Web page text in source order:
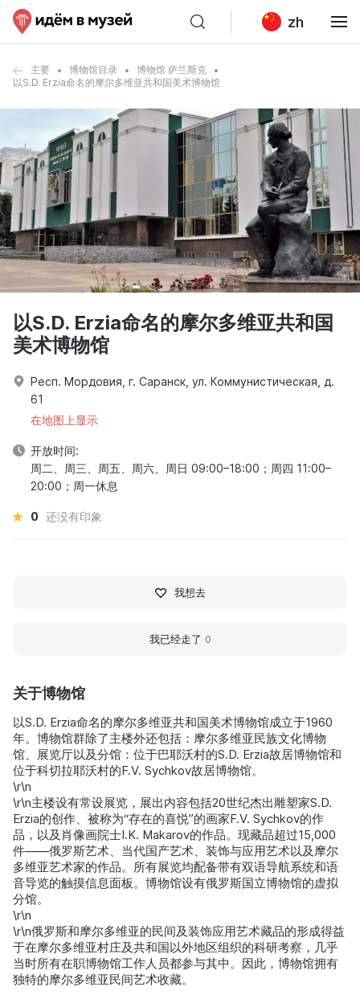
zh
主要 博物馆目录
博物馆 萨兰斯克
以S.D. Erzia命名的摩尔多维亚共和国美术博物馆
关于博物馆
以S.D. Erzia命名的摩尔多维亚共和国美术博物馆成立于1960
年。博物馆群除了主楼外还包括：摩尔多维亚民族文化博物
馆、展览厅以及分馆：位于巴耶沃村的S.D. Erzia故居博物馆和
位于科切拉耶沃村的F.V. Sychkov故居博物馆。
\r\n
\r\n主楼设有常设展览，展出内容包括20世纪杰出雕塑家S.D.
Erzia的创作、被称为“存在的喜悦”的画家F.V. Sychkov的作
品，以及肖像画院士I.K. Makarov的作品。现藏品超过15,000
件——俄罗斯艺术、当代国产艺术、装饰与应用艺术以及摩尔
多维亚艺术家的作品。所有展览均配备带有双语导航系统和语
音导览的触摸信息面板。博物馆设有俄罗斯国立博物馆的虚拟
分馆。
\r\n
\r\n俄罗斯和摩尔多维亚的民间及装饰应用艺术藏品的形成得益
于在摩尔多维亚村庄及共和国以外地区组织的科研考察，几乎
当时所有在职博物馆工作人员都参与其中。因此，博物馆拥有
独特的摩尔多维亚民间艺术收藏。
以S.D. Erzia命名的摩尔多维亚共和国
美术博物馆
Респ. Мордовия, г. Саранск, ул. Коммунистическая, д.
61
在地图上显示
开放时间:
周二、周三、周五、周六、周日 09:00–18:00；周四 11:00–
20:00；周一休息
0 还没有印象
我想去
我已经走了 0